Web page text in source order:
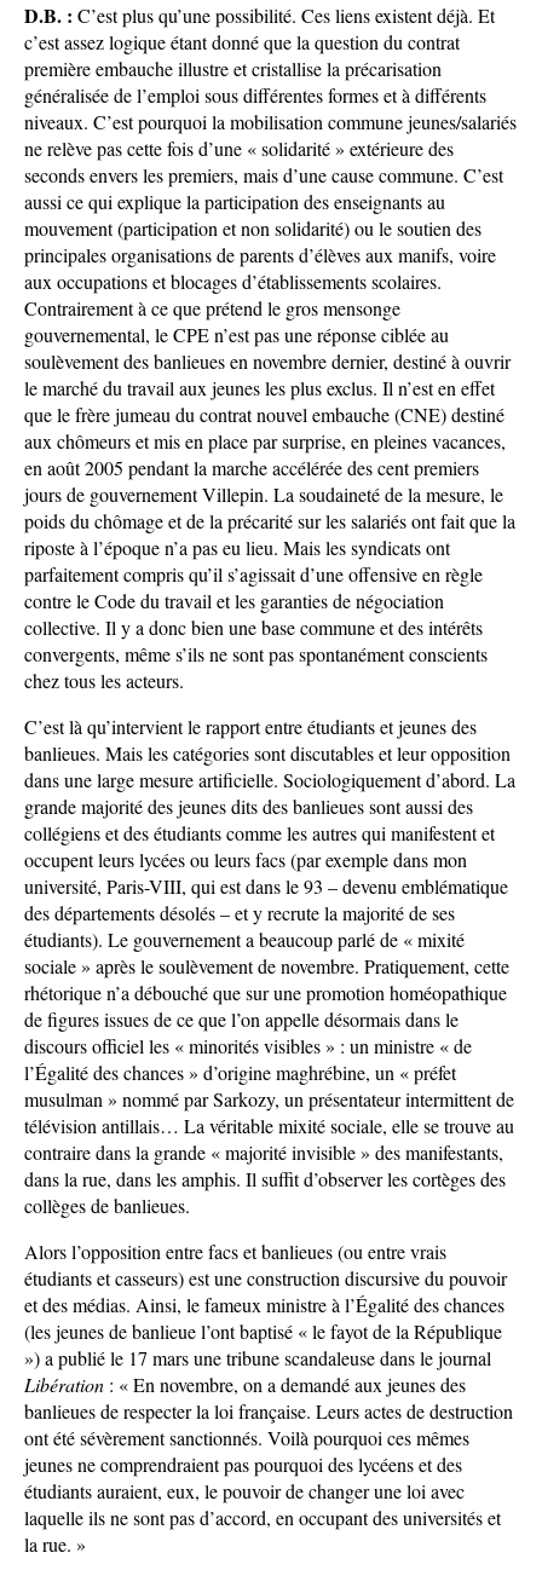
D.B. : C’est plus qu’une possibilité. Ces liens existent déjà. Et
c’est assez logique étant donné que la question du contrat
première embauche illustre et cristallise la précarisation
généralisée de l’emploi sous différentes formes et à différents
niveaux. C’est pourquoi la mobilisation commune jeunes/salariés
ne relève pas cette fois d’une « solidarité » extérieure des
seconds envers les premiers, mais d’une cause commune. C’est
aussi ce qui explique la participation des enseignants au
mouvement (participation et non solidarité) ou le soutien des
principales organisations de parents d’élèves aux manifs, voire
aux occupations et blocages d’établissements scolaires.
Contrairement à ce que prétend le gros mensonge
gouvernemental, le CPE n’est pas une réponse ciblée au
soulèvement des banlieues en novembre dernier, destiné à ouvrir
le marché du travail aux jeunes les plus exclus. Il n’est en effet
que le frère jumeau du contrat nouvel embauche (CNE) destiné
aux chômeurs et mis en place par surprise, en pleines vacances,
en août 2005 pendant la marche accélérée des cent premiers
jours de gouvernement Villepin. La soudaineté de la mesure, le
poids du chômage et de la précarité sur les salariés ont fait que la
riposte à l’époque n’a pas eu lieu. Mais les syndicats ont
parfaitement compris qu’il s’agissait d’une offensive en règle
contre le Code du travail et les garanties de négociation
collective. Il y a donc bien une base commune et des intérêts
convergents, même s’ils ne sont pas spontanément conscients
chez tous les acteurs.
C’est là qu’intervient le rapport entre étudiants et jeunes des
banlieues. Mais les catégories sont discutables et leur opposition
dans une large mesure artificielle. Sociologiquement d’abord. La
grande majorité des jeunes dits des banlieues sont aussi des
collégiens et des étudiants comme les autres qui manifestent et
occupent leurs lycées ou leurs facs (par exemple dans mon
université, Paris-VIII, qui est dans le 93 – devenu emblématique
des départements désolés – et y recrute la majorité de ses
étudiants). Le gouvernement a beaucoup parlé de « mixité
sociale » après le soulèvement de novembre. Pratiquement, cette
rhétorique n’a débouché que sur une promotion homéopathique
de figures issues de ce que l’on appelle désormais dans le
discours officiel les « minorités visibles » : un ministre « de
l’Égalité des chances » d’origine maghrébine, un « préfet
musulman » nommé par Sarkozy, un présentateur intermittent de
télévision antillais… La véritable mixité sociale, elle se trouve au
contraire dans la grande « majorité invisible » des manifestants,
dans la rue, dans les amphis. Il suffit d’observer les cortèges des
collèges de banlieues.
Alors l’opposition entre facs et banlieues (ou entre vrais
étudiants et casseurs) est une construction discursive du pouvoir
et des médias. Ainsi, le fameux ministre à l’Égalité des chances
(les jeunes de banlieue l’ont baptisé « le fayot de la République
») a publié le 17 mars une tribune scandaleuse dans le journal
Libération : « En novembre, on a demandé aux jeunes des
banlieues de respecter la loi française. Leurs actes de destruction
ont été sévèrement sanctionnés. Voilà pourquoi ces mêmes
jeunes ne comprendraient pas pourquoi des lycéens et des
étudiants auraient, eux, le pouvoir de changer une loi avec
laquelle ils ne sont pas d’accord, en occupant des universités et
la rue. »